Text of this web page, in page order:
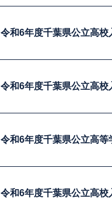
令和6年度千葉県公立高
令和6年度千葉県公立高校
令和6年度千葉県公立高
令和6年度千葉県公立高